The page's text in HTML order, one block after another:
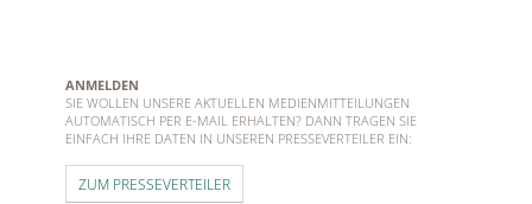
ANMELDEN
SIE WOLLEN UNSERE AKTUELLEN MEDIENMITTEILUNGEN
AUTOMATISCH PER E-MAIL ERHALTEN? DANN TRAGEN SIE
EINFACH IHRE DATEN IN UNSEREN PRESSEVERTEILER EIN:
ZUM PRESSEVERTEILER